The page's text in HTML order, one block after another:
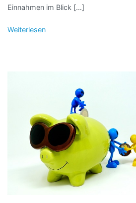
Einnahmen im Blick […]
Weiterlesen